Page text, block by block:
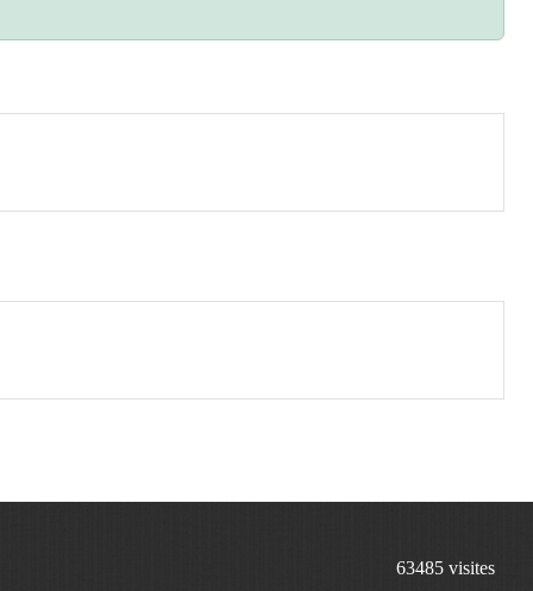
63485 visites